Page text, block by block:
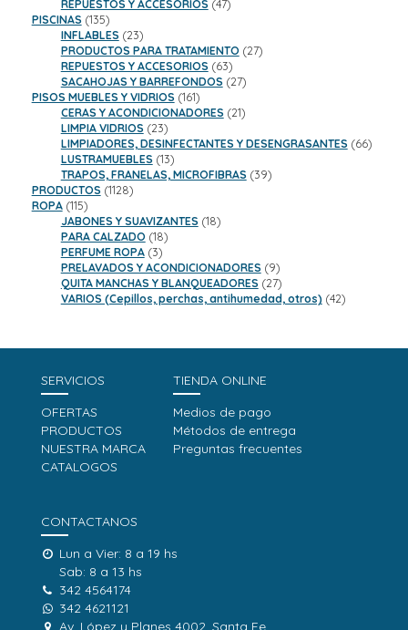
REPUESTOS Y ACCESORIOS 4747
PISCINAS 135135
productos
INFLABLES 2323
productos
PRODUCTOS PARA TRATAMIENTO 2727
REPUESTOS Y ACCESORIOS 6363
productos
SACAHOJAS Y BARREFONDOS 2727
PISOS MUEBLES Y VIDRIOS 161161
productos
CERAS Y ACONDICIONADORES 2121
LIMPIA VIDRIOS 2323
productos
LIMPIADORES, DESINFECTANTES Y DESENGRASANTES 6666
LUSTRAMUEBLES 1313
productos
TRAPOS, FRANELAS, MICROFIBRAS 3939
PRODUCTOS 11281128
ROPA 115115
productos
JABONES Y SUAVIZANTES 1818
PARA CALZADO 1818
PERFUME ROPA 33
productos
PRELAVADOS Y ACONDICIONADORES 99
productos
QUITA MANCHAS Y BLANQUEADORES 2727
productos
VARIOS (Cepillos, perchas, antihumedad, otros) 4242
SERVICIOS
OFERTAS
PRODUCTOS
NUESTRA MARCA
CATALOGOS
TIENDA ONLINE
Medios de pago
Métodos de entrega
Preguntas frecuentes
CONTACTANOS
Lun a Vier: 8 a 19 hs
Sab: 8 a 13 hs
342 4564174
342 4621121
Av. López y Planes 4002, Santa Fe